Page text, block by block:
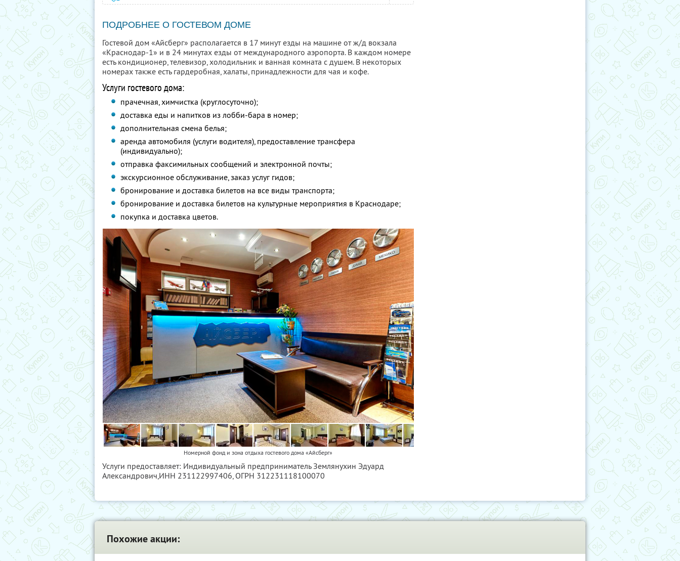
ПОДРОБНЕЕ О ГОСТЕВОМ ДОМЕ
Гостевой дом «Айсберг» располагается в 17 минут езды на машине от ж/д вокзала
«Краснодар-1» и в 24 минутах езды от международного аэропорта. В каждом номере
есть кондиционер, телевизор, холодильник и ванная комната с душем. В некоторых
номерах также есть гардеробная, халаты, принадлежности для чая и кофе.
Услуги гостевого дома:
прачечная, химчистка (круглосуточно);
доставка еды и напитков из лобби-бара в номер;
дополнительная смена белья;
аренда автомобиля (услуги водителя), предоставление трансфера
(индивидуально);
отправка факсимильных сообщений и электронной почты;
экскурсионное обслуживание, заказ услуг гидов;
бронирование и доставка билетов на все виды транспорта;
бронирование и доставка билетов на культурные мероприятия в Краснодаре;
покупка и доставка цветов.
Номерной фонд и зона отдыха гостевого дома «Айсберг»
Услуги предоставляет: Индивидуальный предприниматель Землянухин Эдуард
Александрович,ИНН 231122997406, ОГРН 312231118100070
Похожие акции: